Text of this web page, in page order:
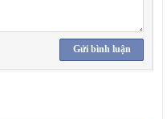
Gửi bình luận